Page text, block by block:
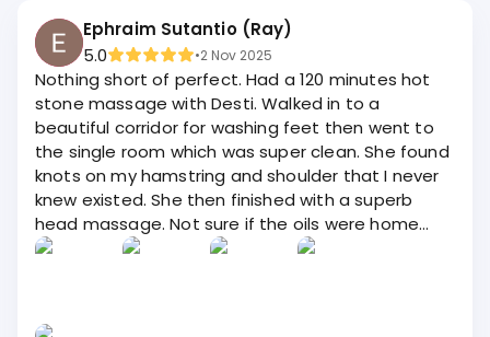
Ephraim Sutantio (Ray)
5.0
•2 Nov 2025
Nothing short of perfect. Had a 120 minutes hot
stone massage with Desti. Walked in to a
beautiful corridor for washing feet then went to
the single room which was super clean. She found
knots on my hamstring and shoulder that I never
knew existed. She then finished with a superb
head massage. Not sure if the oils were home
made but they smelled and felt great. Will come